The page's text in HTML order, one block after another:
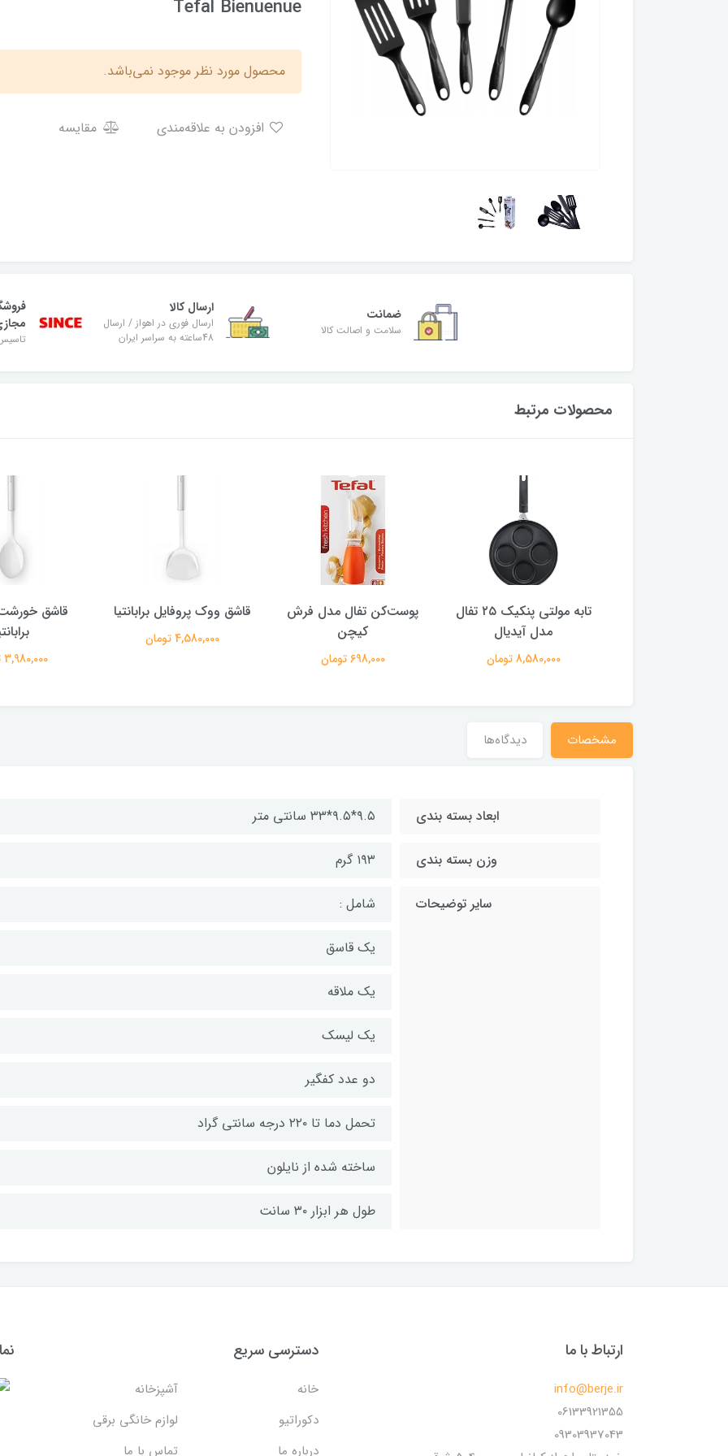
Tefal Bienuenue
محصول مورد نظر موجود نمی‌باشد.
مقایسه
ضمانت
سلامت و اصالت کالا
ارسال کالا
ارسال فوری در اهواز / ارسال
48ساعته به سراسر ایران
تاسیس
محصولات مرتبط
تابه مولتی پنکیک ۲۵ تفال
مدل آیدیال
8,580,000 تومان
پوست‌کن تفال مدل فرش
کیچن
698,000 تومان
قاشق ووک پروفایل برابانتیا
4,580,000 تومان
قاشق خورشت
3,980,000 تومان
مشخصات دیدگاه‌ها
ابعاد بسته بندی ۹.۵*۹.۵*۳۳ سانتی متر
وزن بسته بندی ۱۹۳ گرم
سایر توضیحات شامل :
یک قاسق
یک ملاقه
یک لیسک
دو عدد کفگیر
تحمل دما تا ۲۲۰ درجه سانتی گراد
ساخته شده از نایلون
طول هر ابزار ۳۰ سانت
ارتباط با ما
info@berje.ir
06133921355
09303937043
دسترسی سریع
خانه
آشپزخانه
دکوراتیو
لوازم خانگی برقی
درباره ما
تماس با ما